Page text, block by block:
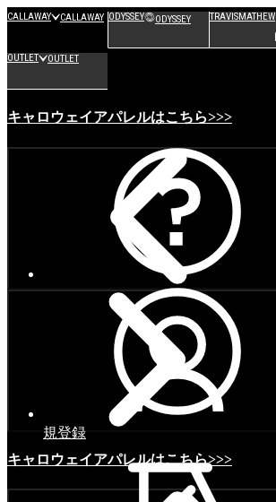
CALLAWAY CALLAWAY ODYSSEY ODYSSEY TRAVISMATHEW
OUTLET OUTLET
キャロウェイアパレルはこちら>>>
キャロウェイアパレルはこちら>>>
規登録